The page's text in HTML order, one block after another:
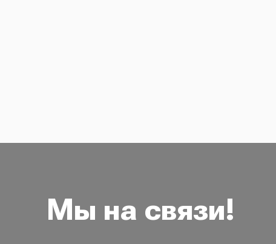
Мы на связи!